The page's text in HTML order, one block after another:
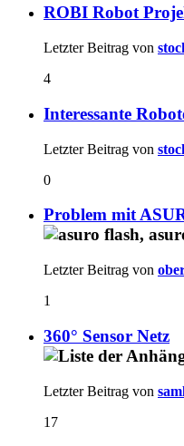
ROBI Robot
Letzter Beitrag von
4
Interessante
Letzter Beitrag von
0
Problem mit
Letzter Beitrag von
1
360° Sensor Netz
Letzter Beitrag von
17